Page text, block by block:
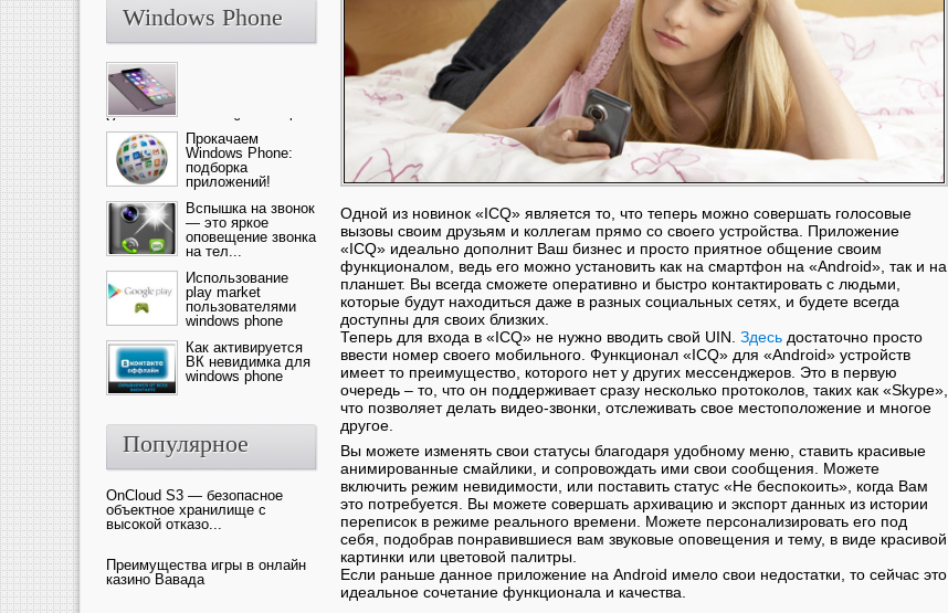
Одной из новинок «ICQ» является то, что теперь можно совершать голосовые
вызовы своим друзьям и коллегам прямо со своего устройства. Приложение
«ICQ» идеально дополнит Ваш бизнес и просто приятное общение своим
функционалом, ведь его можно установить как на смартфон на «Android», так и на
планшет. Вы всегда сможете оперативно и быстро контактировать с людьми,
которые будут находиться даже в разных социальных сетях, и будете всегда
доступны для своих близких.
Теперь для входа в «ICQ» не нужно вводить свой UIN. Здесь достаточно просто
ввести номер своего мобильного. Функционал «ICQ» для «Android» устройств
имеет то преимущество, которого нет у других мессенджеров. Это в первую
очередь – то, что он поддерживает сразу несколько протоколов, таких как «Skype»,
что позволяет делать видео-звонки, отслеживать свое местоположение и многое
другое.
Вы можете изменять свои статусы благодаря удобному меню, ставить красивые
анимированные смайлики, и сопровождать ими свои сообщения. Можете
включить режим невидимости, или поставить статус «Не беспокоить», когда Вам
это потребуется. Вы можете совершать архивацию и экспорт данных из истории
переписок в режиме реального времени. Можете персонализировать его под
себя, подобрав понравившиеся вам звуковые оповещения и тему, в виде красивой
картинки или цветовой палитры.
Если раньше данное приложение на Android имело свои недостатки, то сейчас это
идеальное сочетание функционала и качества.
Windows Phone
Ультрасовременный смартфон
— это новика от компании Ap...
Прокачаем
Windows Phone:
подборка
приложений!
Вспышка на звонок
— это яркое
оповещение звонка
на тел...
Использование
play market
пользователями
windows phone
Как активируется
ВК невидимка для
windows phone
Популярное
OnCloud S3 — безопасное
объектное хранилище с
высокой отказо...
Преимущества игры в онлайн
казино Вавада